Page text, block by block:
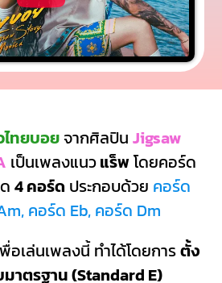
ไทยบอย จากศิลปิน Jigsaw
เป็นเพลงแนวแร็พโดยคอร์ด
4 คอร์ด ประกอบด้วย คอร์ด
คอร์ด Eb, คอร์ด Dm
อเล่นเพลงนี้ ทำได้โดยการตั้ง
าตรฐาน (Standard E)